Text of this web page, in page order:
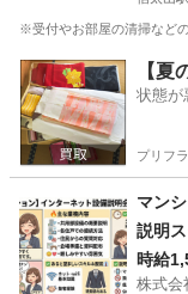
※受付やお部屋の清掃など
大阪 和泉市 信太
【夏
状態が
プリフラ
マン
説明
時給
株式会